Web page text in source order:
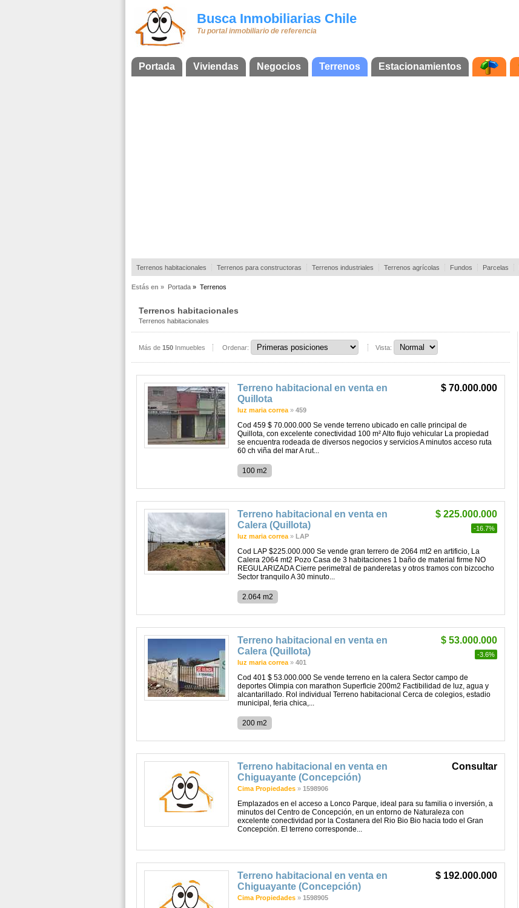
Busca Inmobiliarias Chile
Tu portal inmobiliario de referencia
Portada Viviendas Negocios Terrenos Estacionamientos
Terrenos habitacionales Terrenos para constructoras Terrenos industriales Terrenos agrícolas Fundos Parcelas
Estás en » Portada » Terrenos
Terrenos habitacionales
Terrenos habitacionales
Más de 150 Inmuebles Ordenar: Vista:
$ 70.000.000
Terreno habitacional en venta en
Quillota
luz maria correa » 459
Cod 459 $ 70.000.000 Se vende terreno ubicado en calle principal de
Quillota, con excelente conectividad 100 m² Alto flujo vehicular La propiedad
se encuentra rodeada de diversos negocios y servicios A minutos acceso ruta
60 ch viña del mar A rut...
100 m2
$ 225.000.000
-16.7%
Terreno habitacional en venta en
Calera (Quillota)
luz maria correa » LAP
Cod LAP $225.000.000 Se vende gran terrero de 2064 mt2 en artificio, La
Calera 2064 mt2 Pozo Casa de 3 habitaciones 1 baño de material firme NO
REGULARIZADA Cierre perimetral de panderetas y otros tramos con bizcocho
Sector tranquilo A 30 minuto...
2.064 m2
$ 53.000.000
-3.6%
Terreno habitacional en venta en
Calera (Quillota)
luz maria correa » 401
Cod 401 $ 53.000.000 Se vende terreno en la calera Sector campo de
deportes Olimpia con marathon Superficie 200m2 Factibilidad de luz, agua y
alcantarillado. Rol individual Terreno habitacional Cerca de colegios, estadio
municipal, feria chica,...
200 m2
Consultar
Terreno habitacional en venta en
Chiguayante (Concepción)
Cima Propiedades » 1598906
Emplazados en el acceso a Lonco Parque, ideal para su familia o inversión, a
minutos del Centro de Concepción, en un entorno de Naturaleza con
excelente conectividad por la Costanera del Rio Bio Bio hacia todo el Gran
Concepción. El terreno corresponde...
$ 192.000.000
Terreno habitacional en venta en
Chiguayante (Concepción)
Cima Propiedades » 1598905